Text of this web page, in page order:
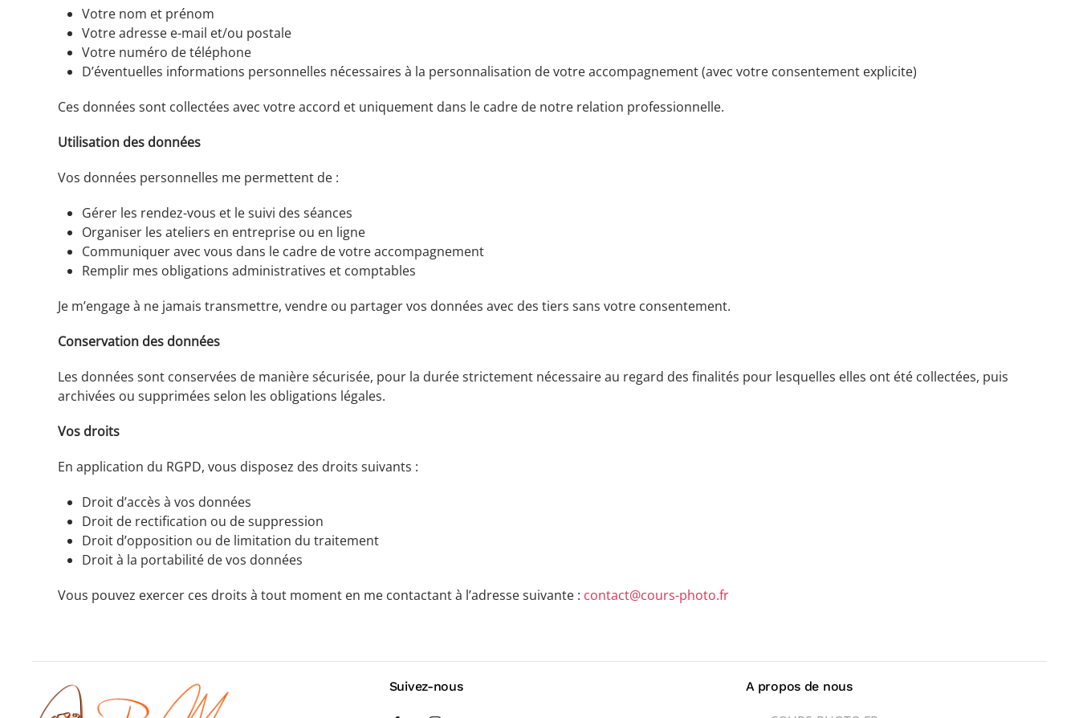
Votre nom et prénom
Votre adresse e-mail et/ou postale
Votre numéro de téléphone
D’éventuelles informations personnelles nécessaires à la personnalisation de votre accompagnement (avec votre consentement explicite)
Ces données sont collectées avec votre accord et uniquement dans le cadre de notre relation professionnelle.
Utilisation des données
Vos données personnelles me permettent de :
Gérer les rendez-vous et le suivi des séances
Organiser les ateliers en entreprise ou en ligne
Communiquer avec vous dans le cadre de votre accompagnement
Remplir mes obligations administratives et comptables
Je m’engage à ne jamais transmettre, vendre ou partager vos données avec des tiers sans votre consentement.
Conservation des données
Les données sont conservées de manière sécurisée, pour la durée strictement nécessaire au regard des finalités pour lesquelles elles ont été collectées, puis
archivées ou supprimées selon les obligations légales.
Vos droits
En application du RGPD, vous disposez des droits suivants :
Droit d’accès à vos données
Droit de rectification ou de suppression
Droit d’opposition ou de limitation du traitement
Droit à la portabilité de vos données
Vous pouvez exercer ces droits à tout moment en me contactant à l’adresse suivante : contact@cours-photo.fr
Suivez-nous A propos de nous